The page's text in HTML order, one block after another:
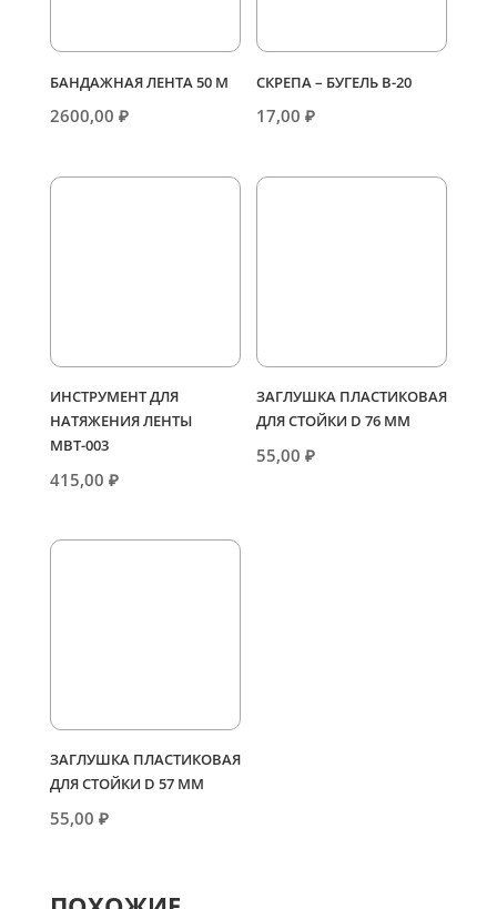
БАНДАЖНАЯ ЛЕНТА 50 М
2600,00 ₽
СКРЕПА – БУГЕЛЬ В-20
17,00₽
ИНСТРУМЕНТ ДЛЯ
НАТЯЖЕНИЯ ЛЕНТЫ
МВТ-003
415,00 ₽
ЗАГЛУШКА ПЛАСТИКОВАЯ
ДЛЯ СТОЙКИ D 76 ММ
55,00₽
ЗАГЛУШКА ПЛАСТИКОВАЯ
ДЛЯ СТОЙКИ D 57 ММ
55,00 ₽